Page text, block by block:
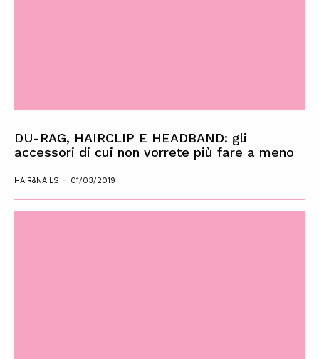
DU-RAG, HAIRCLIP E HEADBAND: gli
accessori di cui non vorrete più fare a meno
HAIR&NAILS - 01/03/2019